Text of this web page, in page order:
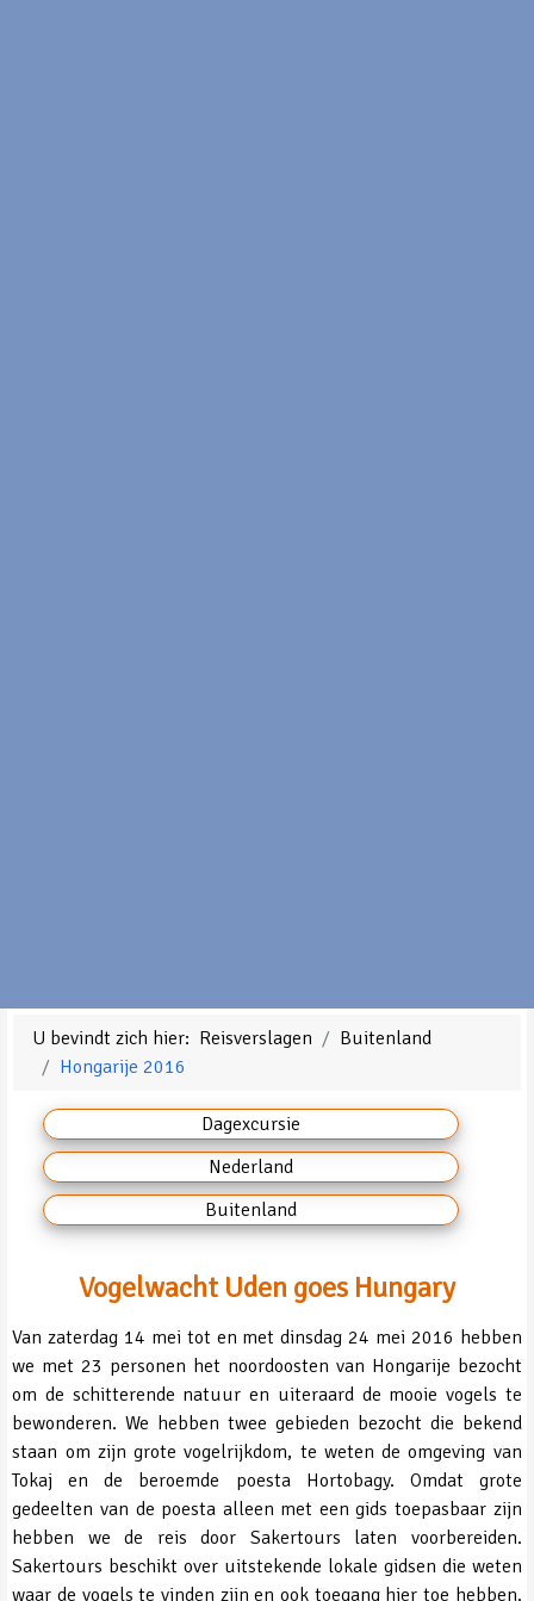
U bevindt zich hier: Reisverslagen
Buitenland
Hongarije 2016
Dagexcursie
Nederland
Buitenland
Vogelwacht Uden goes Hungary
Van zaterdag 14 mei tot en met dinsdag 24 mei 2016 hebben
we met 23 personen het noordoosten van Hongarije bezocht
om de schitterende natuur en uiteraard de mooie vogels te
bewonderen. We hebben twee gebieden bezocht die bekend
staan om zijn grote vogelrijkdom, te weten de omgeving van
Tokaj en de beroemde poesta Hortobagy. Omdat grote
gedeelten van de poesta alleen met een gids toepasbaar zijn
hebben we de reis door Sakertours laten voorbereiden.
Sakertours beschikt over uitstekende lokale gidsen die weten
waar de vogels te vinden zijn en ook toegang hier toe hebben.